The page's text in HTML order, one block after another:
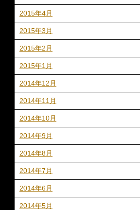
2015年4月
2015年3月
2015年2月
2015年1月
2014年12月
2014年11月
2014年10月
2014年9月
2014年8月
2014年7月
2014年6月
2014年5月